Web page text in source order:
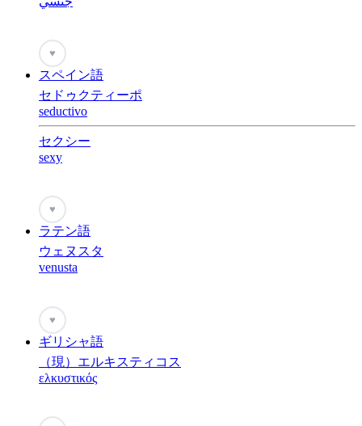
♥
スペイン語
セドゥクティーポ
seductivo
セクシー
sexy
♥
ラテン語
ウェヌスタ
venusta
♥
ギリシャ語
（現）エルキスティコス
ελκυστικός